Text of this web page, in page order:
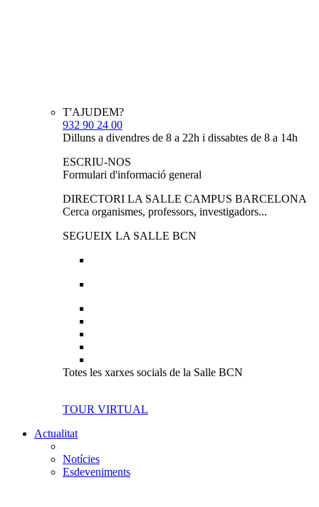
T'AJUDEM?
932 90 24 00
Dilluns a divendres de 8 a 22h i dissabtes de 8 a 14h
ESCRIU-NOS
Formulari d'informació general
DIRECTORI LA SALLE CAMPUS BARCELONA
Cerca organismes, professors, investigadors...
SEGUEIX LA SALLE BCN
Totes les xarxes socials de la Salle BCN
TOUR VIRTUAL
Actualitat
Notícies
Esdeveniments